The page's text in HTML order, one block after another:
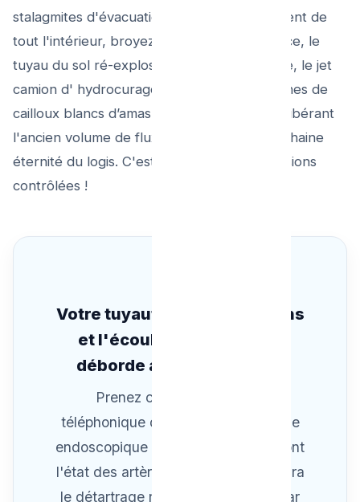
stalagmites d'évacuation millénaire s'arrachent de
tout l'intérieur, broyez à sang vif dans l'hélice, le
tuyau du sol ré-explose de largesse. Ensuite, le jet
camion d' hydrocurage balayent des centaines de
cailloux blancs d’amas loin derrière rue, en libérant
l'ancien volume de flux original pour la prochaine
éternité du logis. C'est du grand Art d'abrasions
contrôlées !
Votre tuyauterie crache moins
et l'écoulement peine ou
déborde avec le calcaire?
Prenez contact au conseil
téléphonique de garde ! Un passage
endoscopique aux caméras valideront
l'état des artères bétons et on établira
le détartrage rotateur d'entretien par